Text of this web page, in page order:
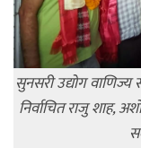
सुनसरी उद्योग वाणिज्य
निर्वाचित राजु शाह,